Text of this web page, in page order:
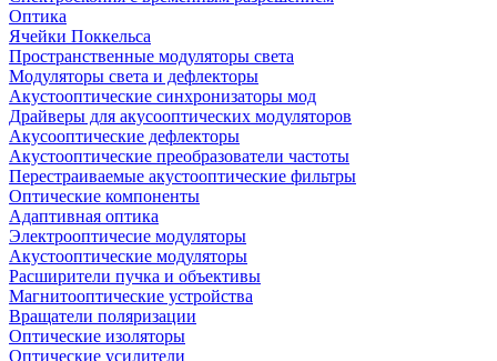
Оптика
Ячейки Поккельса
Пространственные модуляторы света
Модуляторы света и дефлекторы
Акустооптические синхронизаторы мод
Драйверы для акусооптических модуляторов
Акусооптические дефлекторы
Акустооптические преобразователи частоты
Перестраиваемые акустооптические фильтры
Оптические компоненты
Адаптивная оптика
Электрооптичесие модуляторы
Акустооптические модуляторы
Расширители пучка и объективы
Магнитооптические устройства
Вращатели поляризации
Оптические изоляторы
Оптические усилители